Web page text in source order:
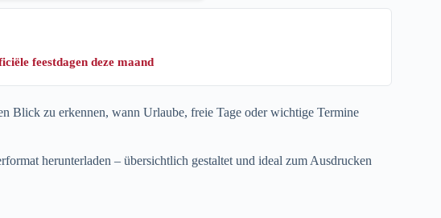
feestdagen deze maand
Blick zu erkennen, wann Urlaube, freie Tage oder wichtige Termine
herunterladen – übersichtlich gestaltet und ideal zum Ausdrucken